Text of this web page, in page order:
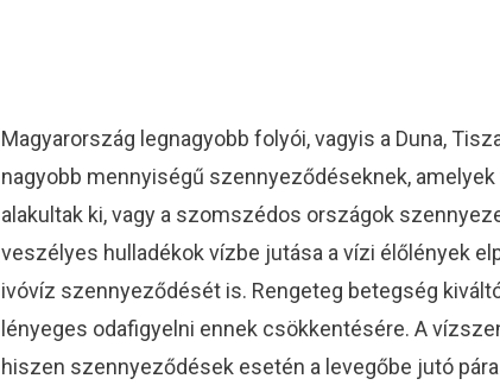
Magyarország legnagyobb folyói, vagyis a Duna,
nagyobb mennyiségű szennyeződéseknek,
alakultak ki, vagy a szomszédos országok
veszélyes hulladékok vízbe jutása a vízi élőlények
ivóvíz szennyeződését is. Rengeteg betegség
lényeges odafigyelni ennek csökkentésére. A
hiszen szennyeződések esetén a levegőbe jutó